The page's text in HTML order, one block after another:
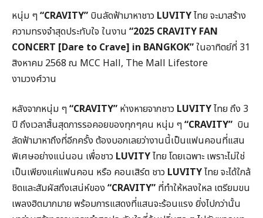
หนุ่ม ๆ“CRAVITY” บินลัดฟ้ามาหาชาว LUVITYไทย จะมาสร้าง
ความทรงจำสุดประทับใจ ในงาน “2025 CRAVITY FAN
CONCERT [Dare to Crave] in BANGKOK”ในอาทิตย์ที่ 31
สิงหาคม 2568 ณ MCC Hall, The Mall Lifestore
งามวงศ์วาน
หลังจากหนุ่ม ๆ“CRAVITY” ห่างหายจากชาว LUVITYไทย ถึง 3
ปี ถึงเวลาสิ้นสุดการรอคอยของทุกๆคน หนุ่ม ๆ“CRAVITY” บิน
ลัดฟ้ามาหาถึงที่อีกครั้ง ต้องบอกเลยว่างานนี้เป็นแฟนคอนที่แสน
พิเศษอย่างแน่นอน เพื่อชาว LUVITYไทย โดยเฉพาะ เพราะไม่ใช่
เป็นเพียงแค่แฟนคอน หรือ คอนเสิร์ต ชาว LUVITYไทย จะได้ใกล้
ชิดและสัมผัสถึงเสน่ห์ของ “CRAVITY” ที่ทำให้หลงใหล เตรียมขน
เพลงฮิตมากมาย พร้อมการแสดงที่แสนจะร้อนแรง ยิ่งไปกว่านั้น